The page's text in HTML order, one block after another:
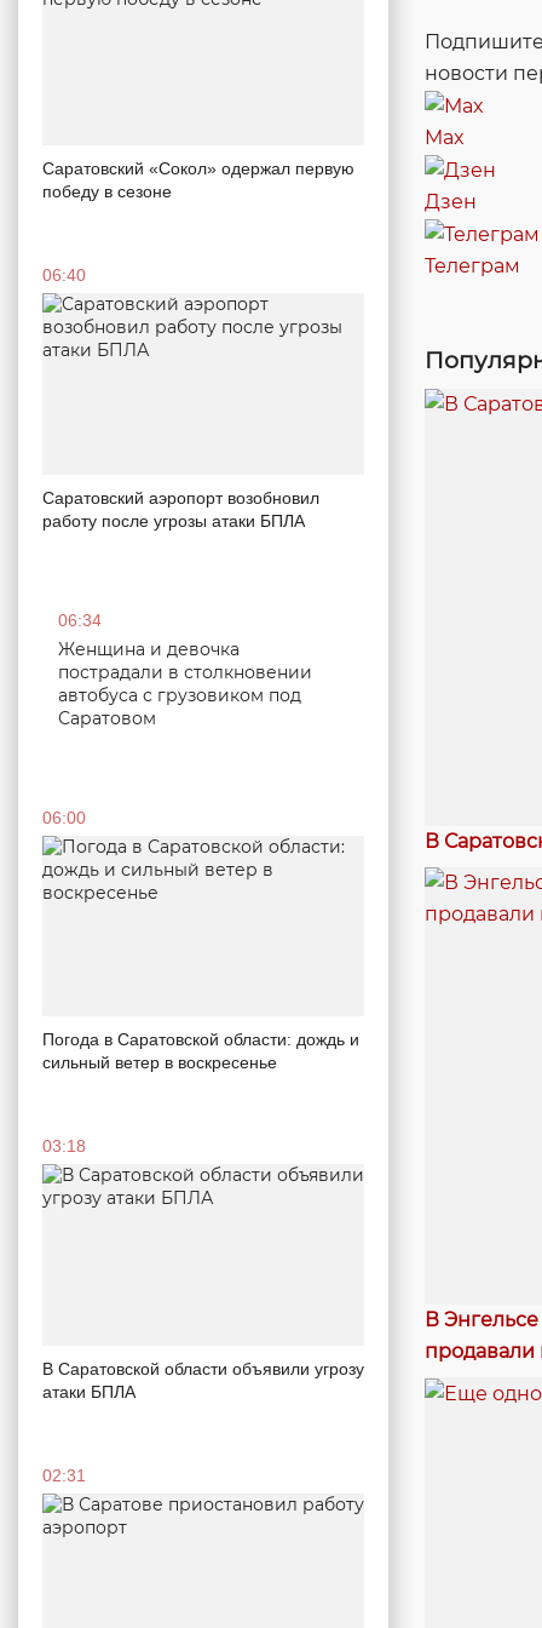
Саратовский «Сокол» одержал первую
победу в сезоне
06:40
Саратовский аэропорт возобновил
работу после угрозы атаки БПЛА
06:34
Женщина и девочка
пострадали в столкновении
автобуса с грузовиком под
Саратовом
06:00
Погода в Саратовской области: дождь и
сильный ветер в воскресенье
03:18
В Саратовской области объявили угрозу
атаки БПЛА
02:31
новости
Max
Дзен
Телеграм
В
В